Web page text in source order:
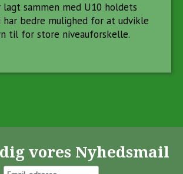
sammen med U10 holdets
bedre mulighed for at udvikle
til for store niveauforskelle.
vores Nyhedsmail